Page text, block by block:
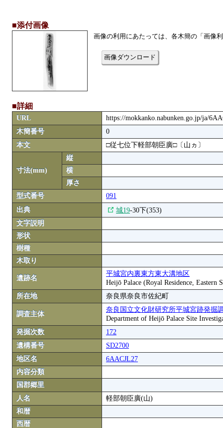
■添付画像
画像の利用にあたっては、各木簡の「画像
画像ダウンロード
■詳細
URL
https://mokkanko.nabunken.go.jp/ja/
木簡番号
0
本文
□従七位下軽部朝臣廣□〔山ヵ〕
寸法(mm)
縦
横
厚さ
型式番号
091
出典
城19-30下(353)
文字説明
形状
樹種
木取り
遺跡名
平城宮内裏東方東大溝地区
Heijō Palace (Royal Residence, Eastern
所在地
奈良県奈良市佐紀町
調査主体
奈良国立文化財研究所平城宮跡発掘
Department of Heijō Palace Site
発掘次数
172
遺構番号
SD2700
地区名
6AACJL27
内容分類
国郡郷里
人名
軽部朝臣廣(山)
和暦
西暦